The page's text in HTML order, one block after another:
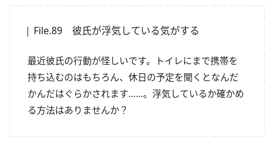
File.89 彼氏が浮気している気がする
最近彼氏の行動が怪しいです。トイレにまで携帯を
持ち込むのはもちろん、休日の予定を聞くとなんだ
かんだはぐらかされます……。浮気しているか確かめ
る方法はありませんか？